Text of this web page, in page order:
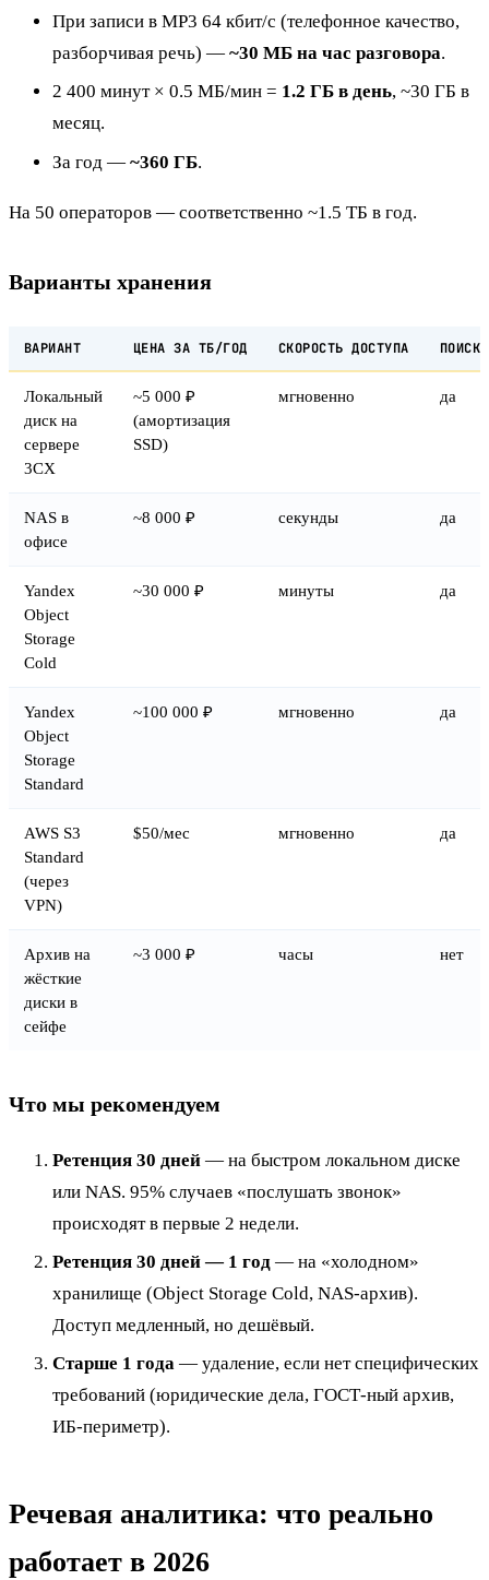
При записи в MP3 64 кбит/с (телефонное качество,
разборчивая речь) — ~30 МБ на час разговора.
2 400 минут × 0.5 МБ/мин = 1.2 ГБ в день, ~30 ГБ в
месяц.
За год — ~360 ГБ.
На 50 операторов — соответственно ~1.5 ТБ в год.
Варианты хранения
ВАРИАНТ ЦЕНА ЗА ТБ/ГОД СКОРОСТЬ ДОСТУПА ПОИСК
Локальный
диск на
сервере
3CX
~5 000 ₽
(амортизация
SSD)
мгновенно да
NAS в
офисе
~8 000 ₽ секунды да
Yandex
Object
Storage
Cold
~30 000 ₽ минуты да
Yandex
Object
Storage
Standard
~100 000 ₽ мгновенно да
AWS S3
Standard
(через
VPN)
$50/мес мгновенно да
Архив на
жёсткие
диски в
сейфе
~3 000 ₽ часы нет
Что мы рекомендуем
Ретенция 30 дней — на быстром локальном диске
или NAS. 95% случаев «послушать звонок»
происходят в первые 2 недели.
Ретенция 30 дней — 1 год — на «холодном»
хранилище (Object Storage Cold, NAS-архив).
Доступ медленный, но дешёвый.
Старше 1 года — удаление, если нет специфических
требований (юридические дела, ГОСТ-ный архив,
ИБ-периметр).
Речевая аналитика: что реально
работает в 2026